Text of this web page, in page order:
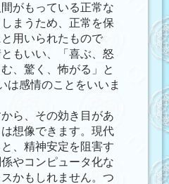
がもっている正常な
まうため、正常を保
用いられたもので
もいい、「喜ぶ、怒
、驚く、怖がる」と
は感情のことをいいま
ら、その効き目があ
想像できます。現代
、精神安定を阻害す
やコンピュータ化な
かもしれません。つ